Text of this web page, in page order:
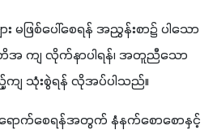
မဖြစ်ပေါ်စေရန် အညွှန်းစာ၌ ပါသော
တိအ ကျ လိုက်နာပါရန်၊ အတူညီသော
ကျ သုံးစွဲရန် လိုအပ်ပါသည်။
ောက်စေရန်အတွက် နံနက်စောစောနှင့်